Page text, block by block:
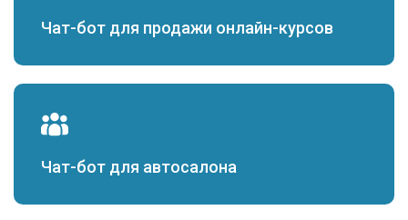
Чат-бот для продажи онлайн-курсов
Чат-бот для автосалона